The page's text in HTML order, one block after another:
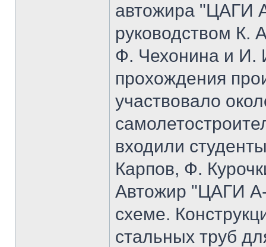
автожира "ЦАГИ
руководством К.
Ф. Чехонина и И.
прохождения
участвовало
входили
Карпов, Ф.
Автожир "ЦАГИ
схеме.
стальных труб